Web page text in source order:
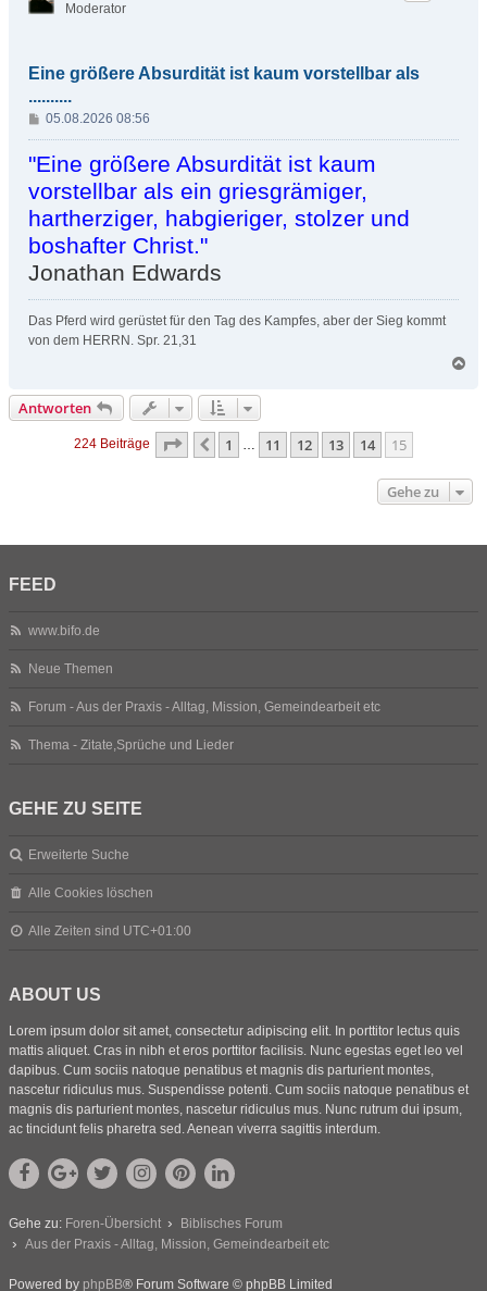
Moderator
Eine größere Absurdität ist kaum vorstellbar als
..........
B
e
i
t
r
a
05.08.2026 08:56
"Eine größere Absurdität ist kaum
vorstellbar als ein griesgrämiger,
hartherziger, habgieriger, stolzer und
boshafter Christ."
Jonathan Edwards
Das Pferd wird gerüstet für den Tag des Kampfes, aber der Sieg kommt
von dem HERRN. Spr. 21,31
n
Antworten
224 Beiträge Seite 15 von 15
Vorherige
1 … 11 12 13 14 15
Gehe zu
FEED
www.bifo.de
Neue Themen
Forum - Aus der Praxis - Alltag, Mission, Gemeindearbeit etc
Thema - Zitate,Sprüche und Lieder
GEHE ZU SEITE
Erweiterte Suche
Alle Cookies löschen
Alle Zeiten sind UTC+01:00
ABOUT US
Lorem ipsum dolor sit amet, consectetur adipiscing elit. In porttitor lectus quis
mattis aliquet. Cras in nibh et eros porttitor facilisis. Nunc egestas eget leo vel
dapibus. Cum sociis natoque penatibus et magnis dis parturient montes,
nascetur ridiculus mus. Suspendisse potenti. Cum sociis natoque penatibus et
magnis dis parturient montes, nascetur ridiculus mus. Nunc rutrum dui ipsum,
ac tincidunt felis pharetra sed. Aenean viverra sagittis interdum.
Gehe zu: Foren-Übersicht
Biblisches Forum
Aus der Praxis - Alltag, Mission, Gemeindearbeit etc
Powered by phpBB® Forum Software © phpBB Limited